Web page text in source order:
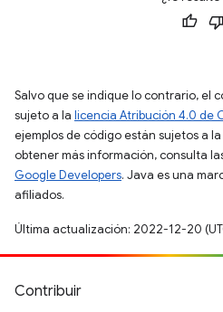
Salvo que se indique lo contrario, el
sujeto a la licencia Atribución 4.0 de
ejemplos de código están sujetos a la
obtener más información, consulta
Google Developers. Java es una
afiliados.
Última actualización: 2022-12-20
Contribuir